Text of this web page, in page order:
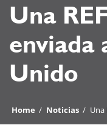
Una
enviada
Unido
Home / Noticias / Una